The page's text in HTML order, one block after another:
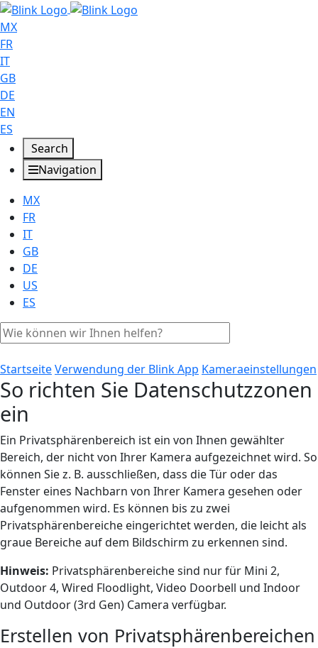
MX
FR
IT
GB
DE
EN
ES
Search
Navigation
MX
FR
IT
GB
DE
US
ES
StartseiteVerwendung der Blink App Kameraeinstellungen
So richten Sie Datenschutzzonen
ein
Ein Privatsphärenbereich ist ein von Ihnen gewählter
Bereich, der nicht von Ihrer Kamera aufgezeichnet wird. So
können Sie z. B. ausschließen, dass die Tür oder das
Fenster eines Nachbarn von Ihrer Kamera gesehen oder
aufgenommen wird. Es können bis zu zwei
Privatsphärenbereiche eingerichtet werden, die leicht als
graue Bereiche auf dem Bildschirm zu erkennen sind.
Hinweis: Privatsphärenbereiche sind nur für Mini 2,
Outdoor 4, Wired Floodlight, Video Doorbell und Indoor
und Outdoor (3rd Gen) Camera verfügbar.
Erstellen von Privatsphärenbereichen